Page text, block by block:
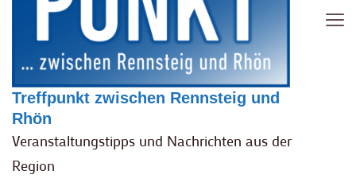
Treffpunkt zwischen Rennsteig und
Rhön
Veranstaltungstipps und Nachrichten aus der
Region